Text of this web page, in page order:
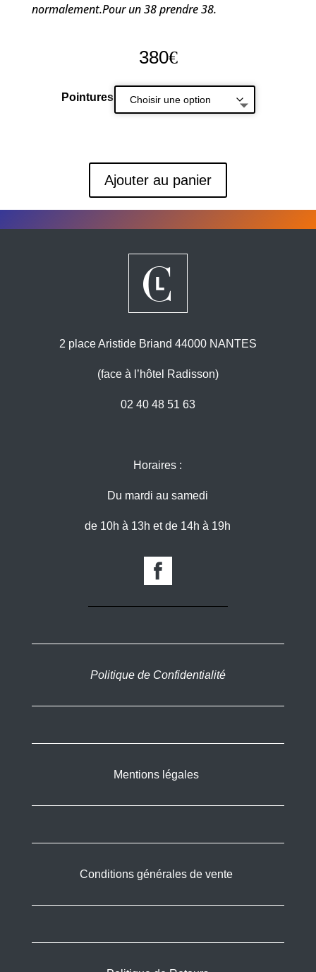
normalement.Pour un 38 prendre 38.
380€
Pointures
Ajouter au panier
2 place Aristide Briand 44000 NANTES
(face à l’hôtel Radisson)
02 40 48 51 63
Horaires :
Du mardi au samedi
de 10h à 13h et de 14h à 19h
Politique de Confidentialité
Mentions légales
Conditions générales de vente